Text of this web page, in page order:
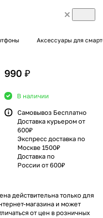
Аксессуары для
990 ₽
В наличии
Самовывоз Бесплатно
Доставка курьером от
600₽
Экспресс доставка по
Москве 1500₽
Доставка по
России от 600₽
действительна только для
магазина и может
от цен в розничных